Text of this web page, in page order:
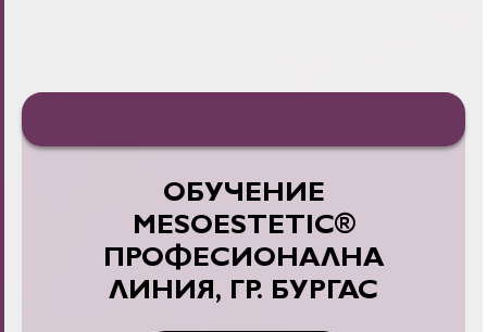
ОБУЧЕНИЕ
MESOESTETIC®
ПРОФЕСИОНАЛНА
ЛИНИЯ, ГР. БУРГАС